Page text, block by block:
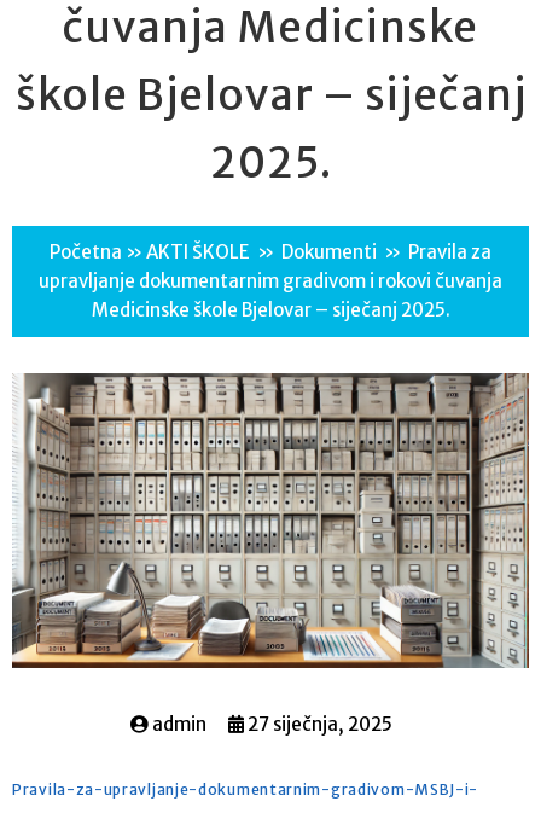
čuvanja Medicinske
škole Bjelovar – siječanj
2025.
Početna » AKTI ŠKOLE » Dokumenti » Pravila za
upravljanje dokumentarnim gradivom i rokovi čuvanja
Medicinske škole Bjelovar – siječanj 2025.
admin 27 siječnja, 2025
Pravila-za-upravljanje-dokumentarnim-gradivom-MSBJ-i-